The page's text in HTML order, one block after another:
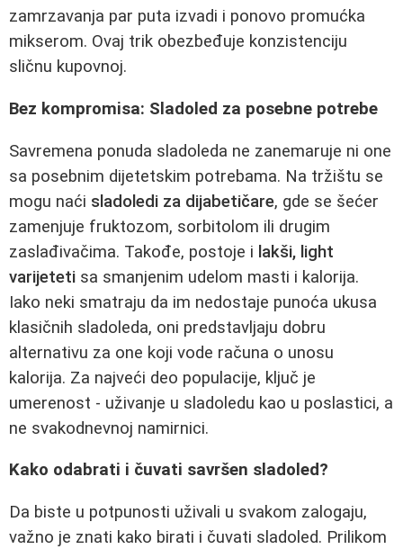
zamrzavanja par puta izvadi i ponovo promućka
mikserom. Ovaj trik obezbeđuje konzistenciju
sličnu kupovnoj.
Bez kompromisa: Sladoled za posebne potrebe
Savremena ponuda sladoleda ne zanemaruje ni one
sa posebnim dijetetskim potrebama. Na tržištu se
mogu naći sladoledi za dijabetičare, gde se šećer
zamenjuje fruktozom, sorbitolom ili drugim
zaslađivačima. Takođe, postoje i lakši, light
varijeteti sa smanjenim udelom masti i kalorija.
Iako neki smatraju da im nedostaje punoća ukusa
klasičnih sladoleda, oni predstavljaju dobru
alternativu za one koji vode računa o unosu
kalorija. Za najveći deo populacije, ključ je
umerenost - uživanje u sladoledu kao u poslastici, a
ne svakodnevnoj namirnici.
Kako odabrati i čuvati savršen sladoled?
Da biste u potpunosti uživali u svakom zalogaju,
važno je znati kako birati i čuvati sladoled. Prilikom